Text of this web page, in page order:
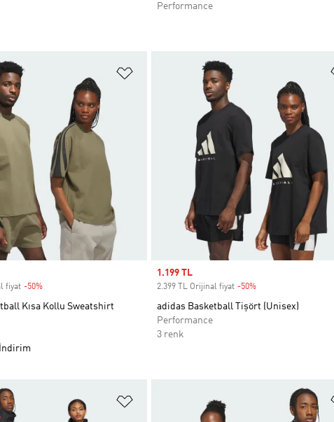
Performance
Ekle Favori Listesine Ekle
fiyat -50%Discount
Kısa Kollu Sweatshirt
Sale price
1.199 TL
2.399 TL Orijinal fiyat -50%
adidas Basketball Tişört (Unisex)
Performance
3 renk
Favori Listesine Ekle